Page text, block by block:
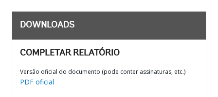
DOWNLOADS
COMPLETAR RELATÓRIO
Versão oficial do documento (pode conter assinaturas, etc.)
PDF oficial